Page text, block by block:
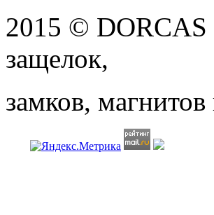
2015 © DORCAS
защелок,
замков, магнитов